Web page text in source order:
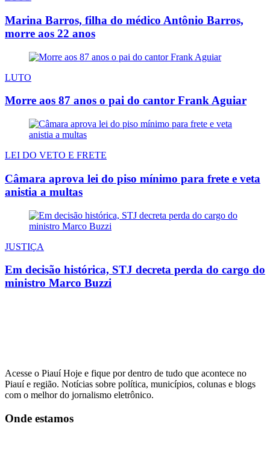
Marina Barros, filha do médico Antônio Barros,
morre aos 22 anos
LUTO
Morre aos 87 anos o pai do cantor Frank Aguiar
LEI DO VETO E FRETE
Câmara aprova lei do piso mínimo para frete e veta
anistia a multas
JUSTIÇA
Em decisão histórica, STJ decreta perda do cargo do
ministro Marco Buzzi
Acesse o Piauí Hoje e fique por dentro de tudo que acontece no
Piauí e região. Notícias sobre política, municípios, colunas e blogs
com o melhor do jornalismo eletrônico.
Onde estamos